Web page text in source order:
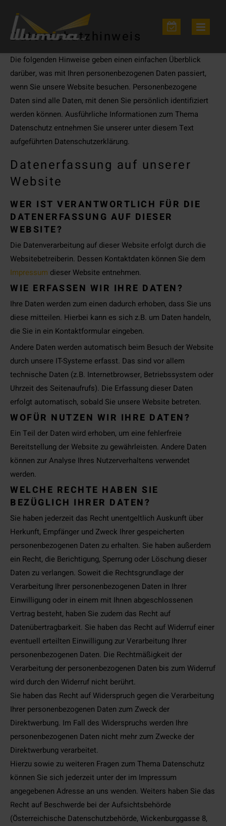
Datenschutzhinweis
Die folgenden Hinweise geben einen einfachen Überblick
darüber, was mit Ihren personenbezogenen Daten passiert,
wenn Sie unsere Website besuchen. Personenbezogene
Daten sind alle Daten, mit denen Sie persönlich identifiziert
werden können. Ausführliche Informationen zum Thema
Datenschutz entnehmen Sie unserer unter diesem Text
aufgeführten Datenschutzerklärung.
Datenerfassung auf unserer
Website
WER IST VERANTWORTLICH FÜR DIE
DATENERFASSUNG AUF DIESER
WEBSITE?
Die Datenverarbeitung auf dieser Website erfolgt durch die
Websitebetreiberin. Dessen Kontaktdaten können Sie dem
Impressum dieser Website entnehmen.
WIE ERFASSEN WIR IHRE DATEN?
Ihre Daten werden zum einen dadurch erhoben, dass Sie uns
diese mitteilen. Hierbei kann es sich z.B. um Daten handeln,
die Sie in ein Kontaktformular eingeben.
Andere Daten werden automatisch beim Besuch der Website
durch unsere IT-Systeme erfasst. Das sind vor allem
technische Daten (z.B. Internetbrowser, Betriebssystem oder
Uhrzeit des Seitenaufrufs). Die Erfassung dieser Daten
erfolgt automatisch, sobald Sie unsere Website betreten.
WOFÜR NUTZEN WIR IHRE DATEN?
Ein Teil der Daten wird erhoben, um eine fehlerfreie
Bereitstellung der Website zu gewährleisten. Andere Daten
können zur Analyse Ihres Nutzerverhaltens verwendet
werden.
WELCHE RECHTE HABEN SIE
BEZÜGLICH IHRER DATEN?
Sie haben jederzeit das Recht unentgeltlich Auskunft über
Herkunft, Empfänger und Zweck Ihrer gespeicherten
personenbezogenen Daten zu erhalten. Sie haben außerdem
ein Recht, die Berichtigung, Sperrung oder Löschung dieser
Daten zu verlangen. Soweit die Rechtsgrundlage der
Verarbeitung Ihrer personenbezogenen Daten in Ihrer
Einwilligung oder in einem mit Ihnen abgeschlossenen
Vertrag besteht, haben Sie zudem das Recht auf
Datenübertragbarkeit. Sie haben das Recht auf Widerruf einer
eventuell erteilten Einwilligung zur Verarbeitung Ihrer
personenbezogenen Daten. Die Rechtmäßigkeit der
Verarbeitung der personenbezogenen Daten bis zum Widerruf
wird durch den Widerruf nicht berührt.
Sie haben das Recht auf Widerspruch gegen die Verarbeitung
Ihrer personenbezogenen Daten zum Zweck der
Direktwerbung. Im Fall des Widerspruchs werden Ihre
personenbezogenen Daten nicht mehr zum Zwecke der
Direktwerbung verarbeitet.
Hierzu sowie zu weiteren Fragen zum Thema Datenschutz
können Sie sich jederzeit unter der im Impressum
angegebenen Adresse an uns wenden. Weiters haben Sie das
Recht auf Beschwerde bei der Aufsichtsbehörde
(Österreichische Datenschutzbehörde, Wickenburggasse 8,